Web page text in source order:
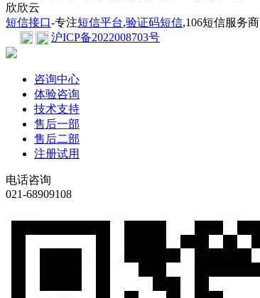
欣欣云
短信接口-专注短信平台,验证码短信,106短信服务商
沪ICP备2022008703号
咨询中心
体验咨询
技术支持
售后一部
售后二部
注册试用
电话咨询
021-68909108